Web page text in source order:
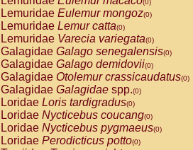
CebidaeSaimiri sciureus(0)
AtelidaeAlouatta caraya(0)
AtelidaeAlouatta fusca(0)
AtelidaeAlouatta seniculus(0)
AtelidaeAlouattaspp.(0)
AtelidaeAteles belzebuth(0)
AtelidaeAteles geoffroyi(0)
AtelidaeAteles paniscus(0)
AtelidaeAtelesspp.(0)
AtelidaeLagothrix lagothricha(0)
AtelidaeLagothrix lagothricha cana
PitheciidaeCacajao calvus
(0)
Lemuridae Eulemur mongoz(0)
Lemuridae Lemur catta(0)
Lemuridae Varecia variegata(0)
Galagidae Galago senegalensis(0)
Galagidae Galago demidovii(0)
Galagidae Otolemur crassicaudatus(0)
Galagidae Galagidae spp.(0)
Loridae Loris tardigradus(0)
Loridae Nycticebus coucang(0)
Loridae Nycticebus pygmaeus(0)
Loridae Perodicticus potto(0)